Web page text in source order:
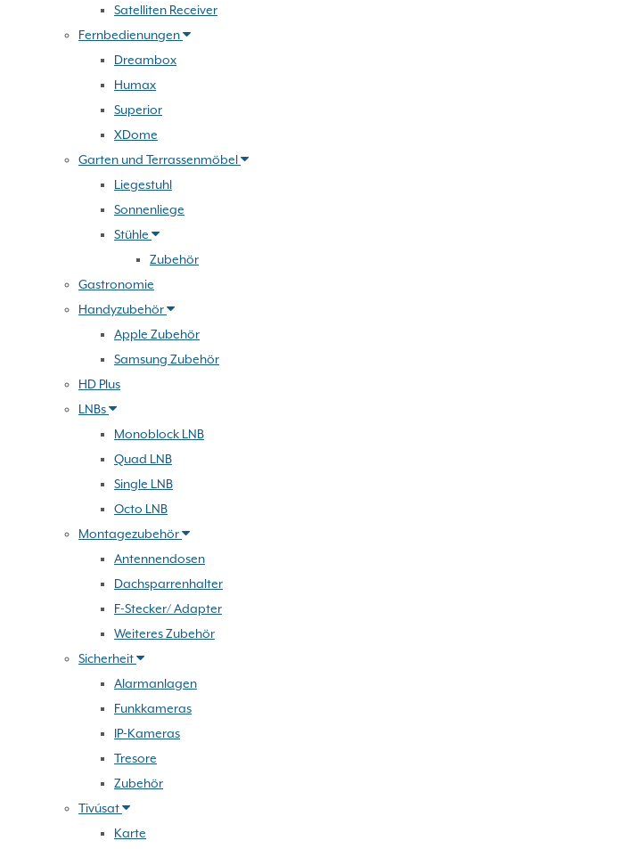
Satelliten Receiver
Fernbedienungen
Dreambox
Humax
Superior
XDome
Garten und Terrassenmöbel
Liegestuhl
Sonnenliege
Stühle
Zubehör
Gastronomie
Handyzubehör
Apple Zubehör
Samsung Zubehör
HD Plus
LNBs
Monoblock LNB
Quad LNB
Single LNB
Octo LNB
Montagezubehör
Antennendosen
Dachsparrenhalter
F-Stecker/ Adapter
Weiteres Zubehör
Sicherheit
Alarmanlagen
Funkkameras
IP-Kameras
Tresore
Zubehör
Tivúsat
Karte